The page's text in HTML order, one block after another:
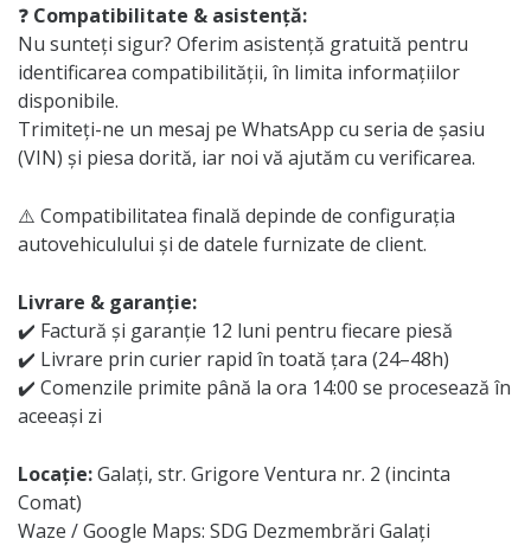
❓ Compatibilitate & asistență:
Nu sunteți sigur? Oferim asistență gratuită pentru
identificarea compatibilității, în limita informațiilor
disponibile.
Trimiteți-ne un mesaj pe WhatsApp cu seria de șasiu
(VIN) și piesa dorită, iar noi vă ajutăm cu verificarea.
⚠️ Compatibilitatea finală depinde de configurația
autovehiculului și de datele furnizate de client.
Livrare & garanție:
✔️ Factură și garanție 12 luni pentru fiecare piesă
✔️ Livrare prin curier rapid în toată țara (24–48h)
✔️ Comenzile primite până la ora 14:00 se procesează în
aceeași zi
Locație:Galați, str. Grigore Ventura nr. 2 (incinta
Comat)
Waze / Google Maps: SDG Dezmembrări Galați